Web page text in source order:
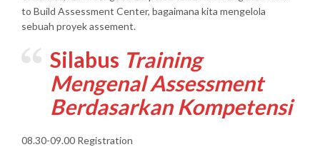
to Build Assessment Center, bagaimana kita mengelola
sebuah proyek assement.
Silabus Training
Mengenal Assessment
Berdasarkan Kompetensi
08.30-09.00 Registration